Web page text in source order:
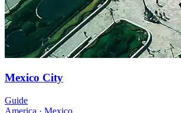
Mexico City
Guide
America · Mexico